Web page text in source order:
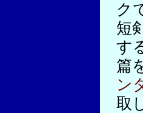
ク
短
す
篇
ン
取